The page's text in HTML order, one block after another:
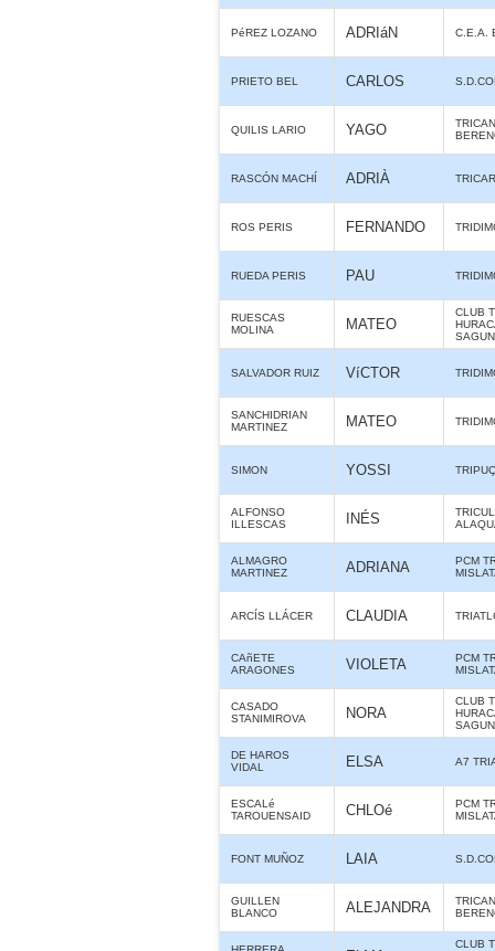
PéREZ LOZANO ADRIáN C.E.A.
PRIETO BEL CARLOS
QUILIS LARIO YAGO
RASCÓN MACHÍ ADRIÀ
ROS PERIS FERNANDO
RUEDA PERIS PAU
RUESCAS
MOLINA
MATEO
CLUB
SALVADOR RUIZ VíCTOR
SANCHIDRIAN
MARTINEZ
MATEO
SIMON YOSSI
ALFONSO
ILLESCAS
INÉS
ALMAGRO
MARTINEZ
ADRIANA
PCM
ARCÍS LLÁCER CLAUDIA
CAñETE
ARAGONES
VIOLETA
PCM
CASADO
STANIMIROVA
NORA
CLUB
DE HAROS
VIDAL
ELSA A7
ESCALé
TAROUENSAID
CHLOé
PCM
FONT MUÑOZ LAIA
GUILLEN
BLANCO
ALEJANDRA
CLUB